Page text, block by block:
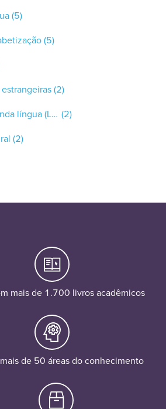
(5)
(5)
(2)
inglês como segunda língua (L2) (2)
(2)
mais de 1.700 livros acadêmicos
de 50 áreas do conhecimento